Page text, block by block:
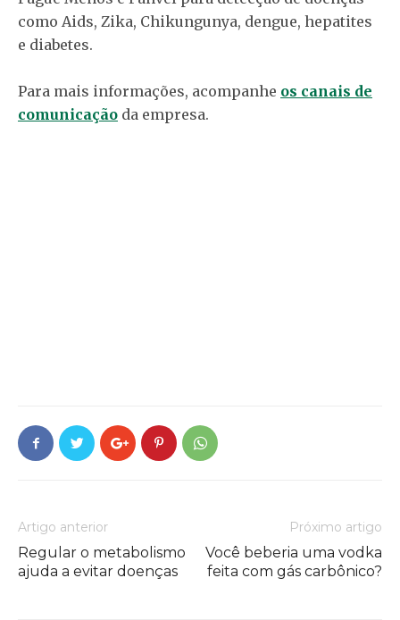
como Aids, Zika, Chikungunya, dengue, hepatites
e diabetes.
Para mais informações, acompanhe os canais de
comunicação da empresa.
Artigo anterior
Regular o metabolismo
ajuda a evitar doenças
Próximo artigo
Você beberia uma vodka
feita com gás carbônico?